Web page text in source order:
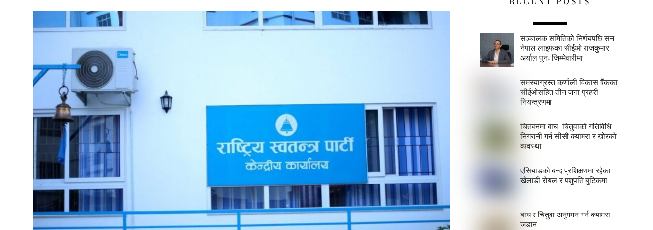
सञ्चालक समितिको निर्णयपछि सन
नेपाल लाइफका सीईओ राजकुमार
अर्याल पुनः जिम्मेवारीमा
समस्याग्रस्त कर्णाली विकास बैंकका
सीईओसहित तीन जना प्रहरी
नियन्त्रणमा
चितवनमा बाघ–चितुवाको गतिविधि
निगरानी गर्न सीसी क्यामरा र खोरको
व्यवस्था
एसियाडको बन्द प्रशिक्षणमा रहेका
खेलाडी रोयल र पशुपति बुटिकमा
बाघ र चितुवा अनुगमन गर्न क्यामरा
जडान